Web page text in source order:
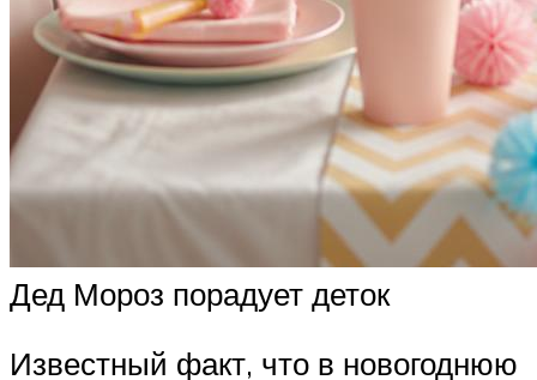
Дед Мороз порадует деток
Известный факт, что в новогоднюю